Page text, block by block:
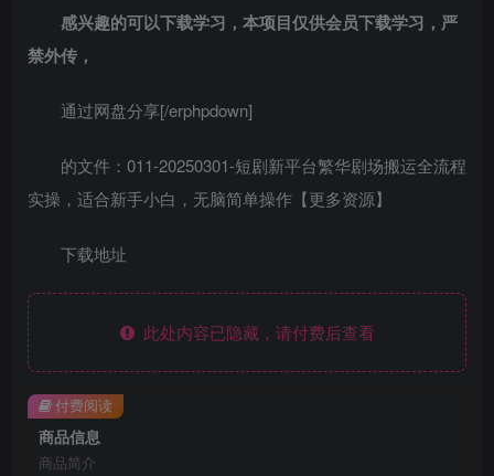
感兴趣的可以下载学习，本项目仅供会员下载学习，严
禁外传，
通过网盘分享[/erphpdown]
的文件：011-20250301-短剧新平台繁华剧场搬运全流程
实操，适合新手小白，无脑简单操作【更多资源】
下载地址
此处内容已隐藏，请付费后查看
商品信息
商品简介
付费阅读